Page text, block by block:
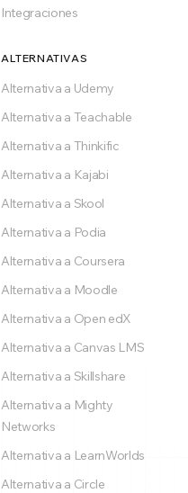
Integraciones
ALTERNATIVAS
Alternativa a Udemy
Alternativa a Teachable
Alternativa a Thinkific
Alternativa a Kajabi
Alternativa a Skool
Alternativa a Podia
Alternativa a Coursera
Alternativa a Moodle
Alternativa a Open edX
Alternativa a Canvas LMS
Alternativa a Skillshare
Alternativa a Mighty
Networks
Alternativa a LearnWorlds
Alternativa a Circle